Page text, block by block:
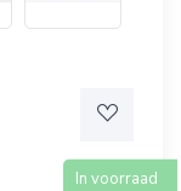
In voorraad